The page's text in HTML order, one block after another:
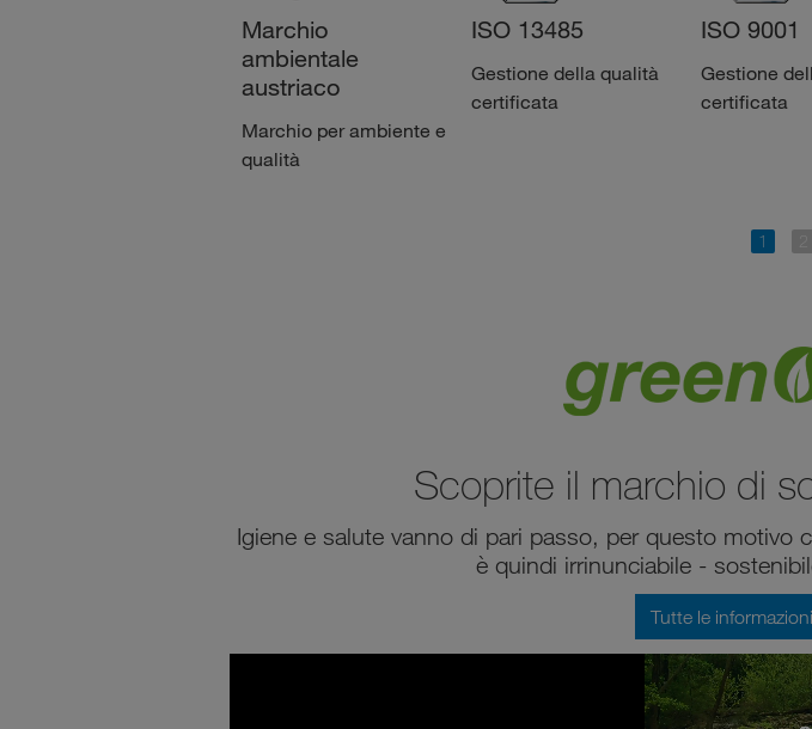
Marchio
ambientale
austriaco
Marchio per ambiente e
qualità
ISO 13485
Gestione della qualità
certificata
ISO 9001
Gestione
certificata
Scoprite il marchio di
Igiene e salute vanno di pari passo, per questo
è quindi irrinunciabile -
Tutte le